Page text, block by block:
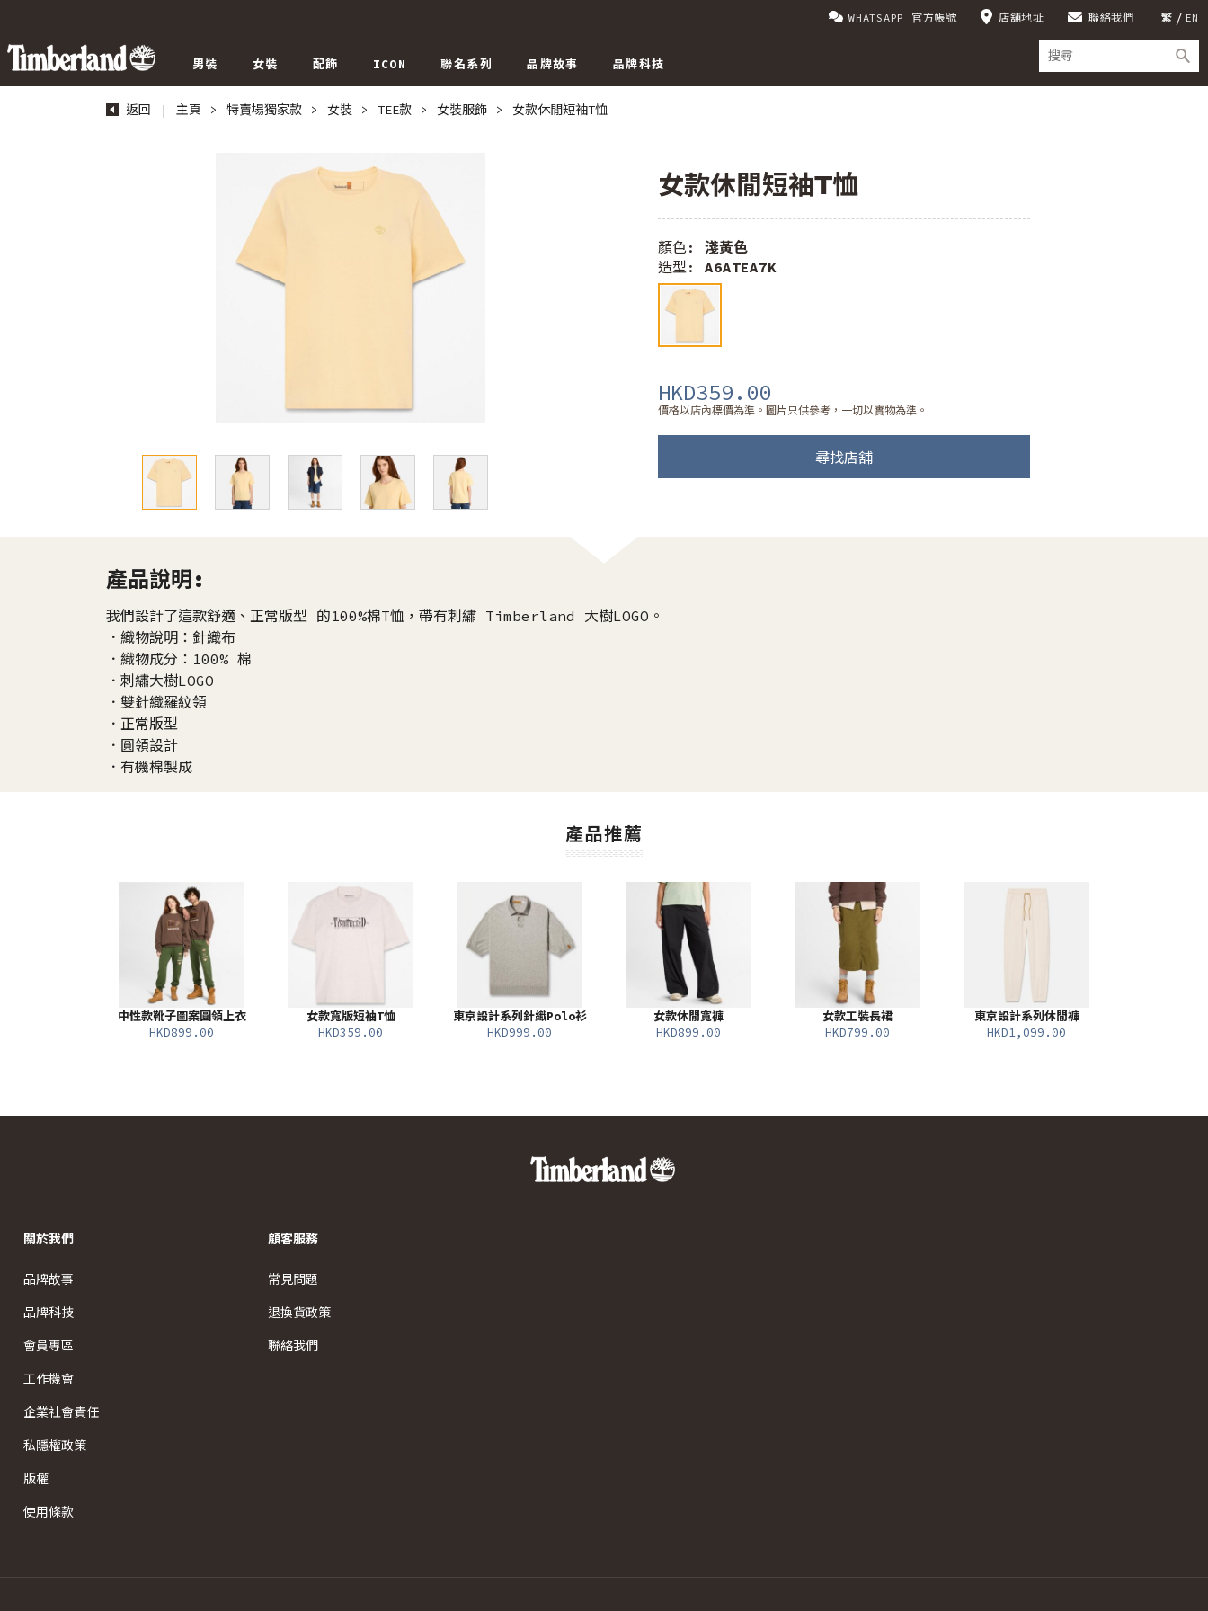
繁 EN
WHATSAPP 官方帳號 店舖地址 聯絡我們
男裝 女裝 配飾 ICON 聯名系列 品牌故事 品牌科技
返回 | 主頁 > 特賣場獨家款 > 女裝 > TEE款 > 女裝服飾 > 女款休閒短袖T恤
女款休閒短袖T恤
顏色: 淺黃色
造型: A6ATEA7K
HKD359.00
價格以店內標價為準。圖片只供參考，一切以實物為準。
尋找店舖
產品說明:
我們設計了這款舒適、正常版型 的100%棉T恤，帶有刺繡 Timberland 大樹LOGO。
．織物說明：針織布
．織物成分：100% 棉
．刺繡大樹LOGO
．雙針織羅紋領
．正常版型
．圓領設計
．有機棉製成
產品推薦
中性款靴子圖案圓領上衣
HKD899.00
女款寬版短袖T恤
HKD359.00
東京設計系列針織Polo衫
HKD999.00
女款休閒寬褲
HKD899.00
女款工裝長裙
HKD799.00
東京設計系列休閒褲
HKD1,099.00
關於我們
品牌故事
品牌科技
會員專區
工作機會
企業社會責任
私隱權政策
版權
使用條款
顧客服務
常見問題
退換貨政策
聯絡我們